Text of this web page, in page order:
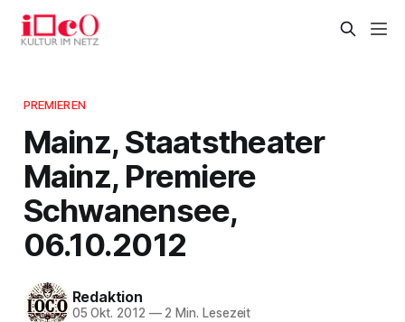
PREMIEREN
Mainz, Staatstheater
Mainz, Premiere
Schwanensee,
06.10.2012
Redaktion
05 Okt. 2012 —2 Min. Lesezeit